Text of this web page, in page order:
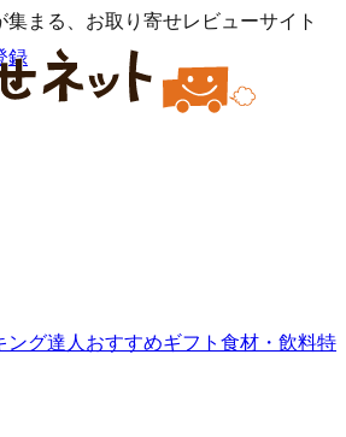
まる、お取り寄せレビューサイト
録
ング達人おすすめギフト 食材・飲料特